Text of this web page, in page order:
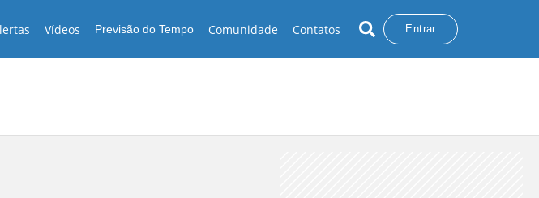
Vídeos Previsão do Tempo Comunidade Contatos Entrar